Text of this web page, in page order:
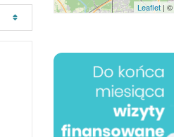
Leaflet | ©